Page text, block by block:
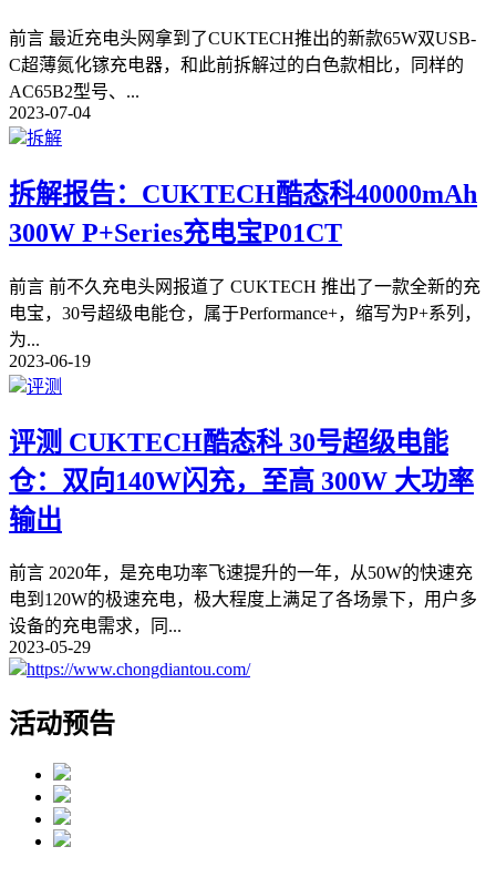
前言 最近充电头网拿到了CUKTECH推出的新款65W双USB-
C超薄氮化镓充电器，和此前拆解过的白色款相比，同样的
AC65B2型号、 ...
2023-07-04
拆解
拆解报告：CUKTECH酷态科40000mAh
300W P+Series充电宝P01CT
前言 前不久充电头网报道了 CUKTECH 推出了一款全新的充
电宝，30号超级电能仓，属于Performance+，缩写为P+系列，
为...
2023-06-19
评测
评测 CUKTECH酷态科 30号超级电能
仓：双向140W闪充，至高 300W 大功率
输出
前言 2020年，是充电功率飞速提升的一年，从50W的快速充
电到120W的极速充电，极大程度上满足了各场景下，用户多
设备的充电需求，同 ...
2023-05-29
https://www.chongdiantou.com/
活动预告